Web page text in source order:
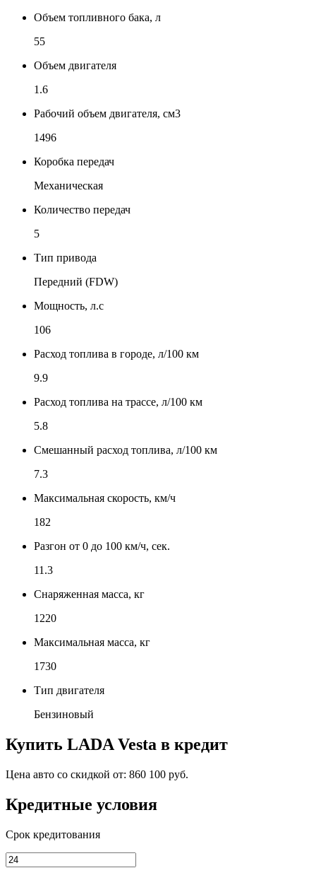
Объем топливного бака, л
55
Объем двигателя
1.6
Рабочий объем двигателя, см3
1496
Коробка передач
Механическая
Количество передач
5
Тип привода
Передний (FDW)
Мощность, л.с
106
Расход топлива в городе, л/100 км
9.9
Расход топлива на трассе, л/100 км
5.8
Смешанный расход топлива, л/100 км
7.3
Максимальная скорость, км/ч
182
Разгон от 0 до 100 км/ч, сек.
11.3
Снаряженная масса, кг
1220
Максимальная масса, кг
1730
Тип двигателя
Бензиновый
Купить LADA Vesta в кредит
Цена авто со скидкой от: 860 100 руб.
Кредитные условия
Срок кредитования